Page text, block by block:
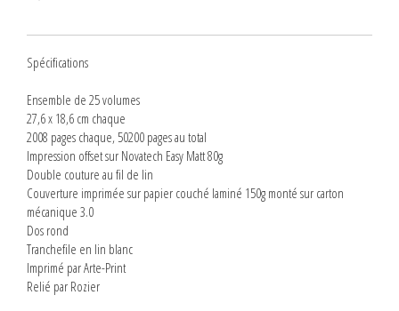
Spécifications
Ensemble de 25 volumes
27,6 x 18,6 cm chaque
2008 pages chaque, 50200 pages au total
Impression offset sur Novatech Easy Matt 80g
Double couture au fil de lin
Couverture imprimée sur papier couché laminé 150g monté sur carton
mécanique 3.0
Dos rond
Tranchefile en lin blanc
Imprimé par Arte-Print
Relié par Rozier